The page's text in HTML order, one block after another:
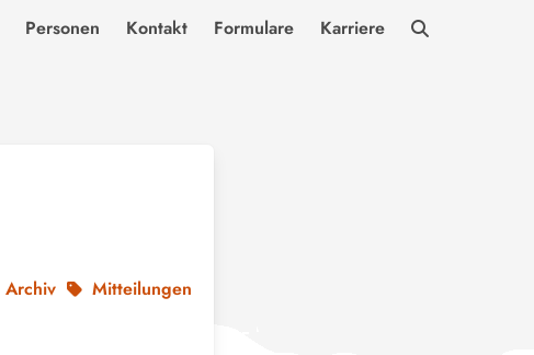
Personen Kontakt Formulare Karriere
Archiv Mitteilungen